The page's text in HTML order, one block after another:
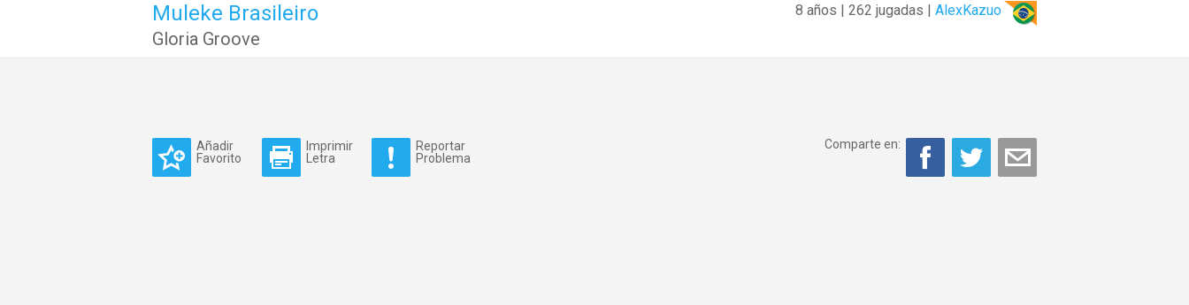
8 años | 262 jugadas | AlexKazuo
Muleke Brasileiro
Gloria Groove
Añadir
Favorito
Imprimir
Letra
Reportar
Problema
Comparte en: